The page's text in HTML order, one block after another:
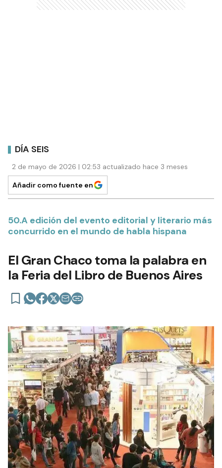
DÍA SEIS
2 de mayo de 2026 | 02:53 actualizado hace 3 meses
Añadir como fuente en
50.A edición del evento editorial y literario más
concurrido en el mundo de habla hispana
El Gran Chaco toma la palabra en
la Feria del Libro de Buenos Aires